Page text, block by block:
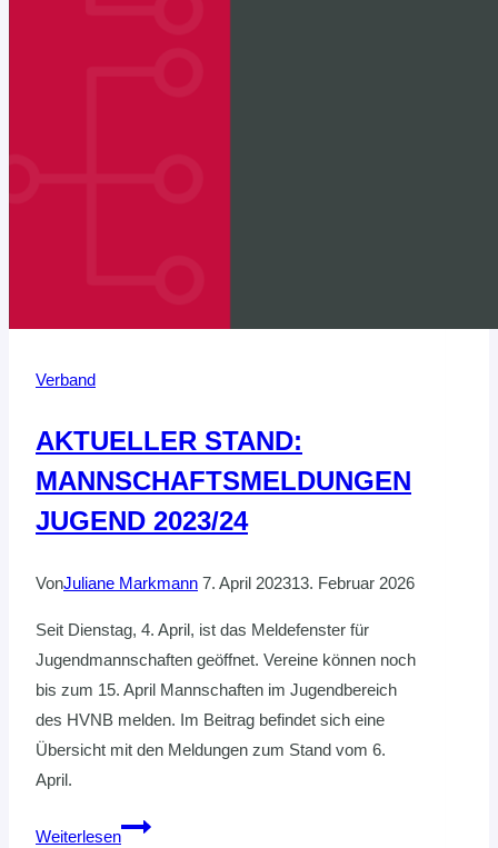
Verband
AKTUELLER STAND:
MANNSCHAFTSMELDUNGEN
JUGEND 2023/24
VonJuliane Markmann 7. April 202313. Februar 2026
Seit Dienstag, 4. April, ist das Meldefenster für
Jugendmannschaften geöffnet. Vereine können noch
bis zum 15. April Mannschaften im Jugendbereich
des HVNB melden. Im Beitrag befindet sich eine
Übersicht mit den Meldungen zum Stand vom 6.
April.
Weiterlesen
AKTUELLER